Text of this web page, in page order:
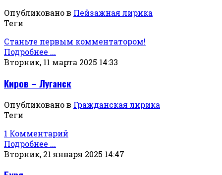
Опубликовано в Пейзажная лирика
Теги
Станьте первым комментатором!
Подробнее ...
Вторник, 11 марта 2025 14:33
Киров – Луганск
Опубликовано в Гражданская лирика
Теги
1 Комментарий
Подробнее ...
Вторник, 21 января 2025 14:47